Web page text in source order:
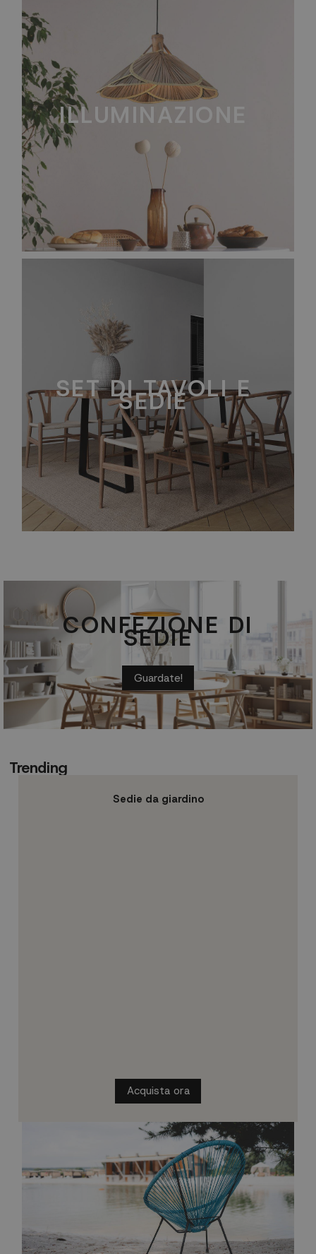
ILLUMINAZIONE
SET DI TAVOLI E
SEDIE
CONFEZIONE DI
SEDIE
Guardate!
Trending
Sedie da giardino
Acquista ora